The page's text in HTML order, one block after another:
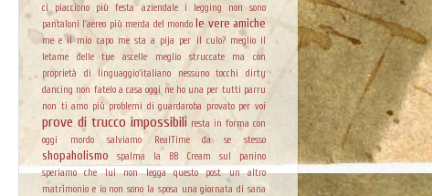
ci piacciono più
festa aziendale
i legging non sono
pantaloni l'aereo più merda del mondo le vere amiche
me e il mio capo me sta a pija per il culo? meglio il
letame delle tue ascelle
meglio struccate ma con
proprietà di linguaggio'italiano
nessuno tocchi dirty
dancing non fatelo a casa oggi ne ho una per tutti parru
non ti amo più problemi di guardaroba provato per voi
prove di trucco impossibili resta in forma con
oggi mordo
salviamo RealTime da se stesso
shopaholismo
spalma la BB Cream sul panino
speriamo che lui non legga questo post
un altro
matrimonio e io non sono la sposa una giornata di sana